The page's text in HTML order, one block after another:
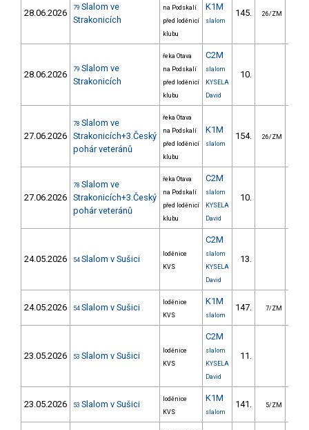
28.06.2026 79 Slalom ve
Strakonicích
na Podskalí
před loděnicí
klubu
K1M
slalom
145. 26/ZM
28.06.2026 79 Slalom ve
Strakonicích
řeka Otava
na Podskalí
před loděnicí
klubu
C2M
slalom
KYSELA
David
10.
27.06.2026
78 Slalom ve
Strakonicích+3.Český
pohár veteránů
řeka Otava
na Podskalí
před loděnicí
klubu
K1M
slalom
154. 26/ZM
27.06.2026
78 Slalom ve
Strakonicích+3.Český
pohár veteránů
řeka Otava
na Podskalí
před loděnicí
klubu
C2M
slalom
KYSELA
David
10.
24.05.2026 54 Slalom v Sušici
loděnice
KVS
C2M
slalom
KYSELA
David
13.
24.05.2026 54 Slalom v Sušici
loděnice
KVS
K1M
slalom
147. 7/ZM
23.05.2026 53 Slalom v Sušici
loděnice
KVS
C2M
slalom
KYSELA
David
11.
23.05.2026 53 Slalom v Sušici
loděnice
KVS
K1M
slalom
141. 5/ZM